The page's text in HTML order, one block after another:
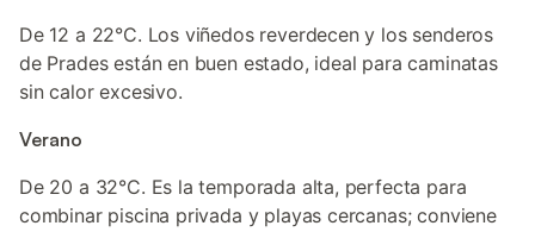
De 12 a 22°C. Los viñedos reverdecen y los senderos
de Prades están en buen estado, ideal para caminatas
sin calor excesivo.
Verano
De 20 a 32°C. Es la temporada alta, perfecta para
combinar piscina privada y playas cercanas; conviene